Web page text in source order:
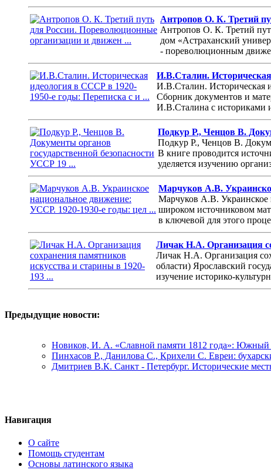
Антропов О. К. Третий
Антропов О. К. Третий
дом «Астраханский
- пореволюционным
И.В.Сталин.
И.В.Сталин. Историческая
Сборник документов и
И.В.Сталина с историками
Подкур Р., Ченцов В.
Подкур Р., Ченцов В.
В книге проводится
уделяется изучению
Марчуков А.В.
Марчуков А.В. Украинское
широком источниковом
в ключевой для этого
Личак Н.А. Организация
Личак Н.А. Организация
области) Ярославский
изучение историко-
Предыдущие новости:
Новиков, И. А. «Славной памяти 1812 года»: Южный
Пинхасов Р., Данилова С., Крихели С. Евреи:
Дмитриев В.К. Санкт - Петербург. Исторические
Навигация
О сайте
Помощь студентам
Основы латинского языка